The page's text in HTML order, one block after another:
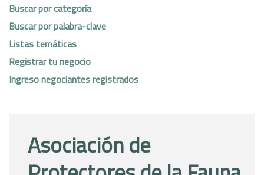
Buscar por categoría
Buscar por palabra-clave
Listas temáticas
Registrar tu negocio
Ingreso negociantes registrados
Asociación de